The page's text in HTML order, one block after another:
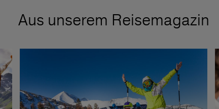
Aus unserem Reisemagazin